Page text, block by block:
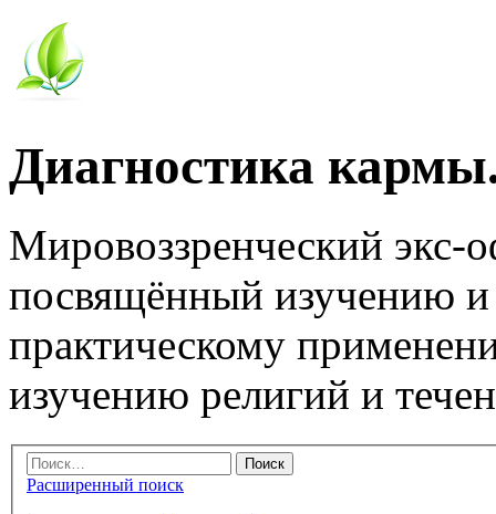
Диагностика
Мировоззренческий
посвящённый изучению
практическому
изучению религий и
Расширенный поиск